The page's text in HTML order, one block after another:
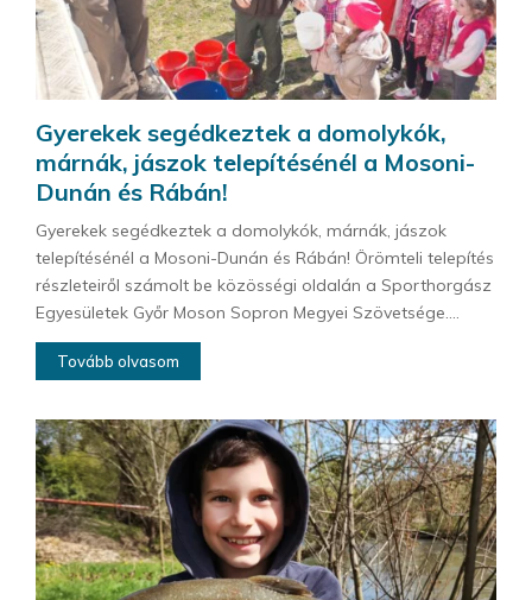
Gyerekek segédkeztek a domolykók,
márnák, jászok telepítésénél a Mosoni-
Dunán és Rábán!
Gyerekek segédkeztek a domolykók, márnák, jászok
telepítésénél a Mosoni-Dunán és Rábán! Örömteli telepítés
részleteiről számolt be közösségi oldalán a Sporthorgász
Egyesületek Győr Moson Sopron Megyei Szövetsége....
Tovább olvasom